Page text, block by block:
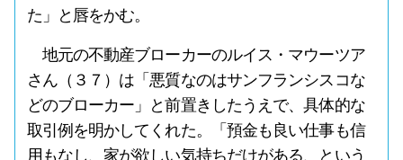
た」と唇をかむ。
地元の不動産ブローカーのルイス・マウーツア
さん（３７）は「悪質なのはサンフランシスコな
どのブローカー」と前置きしたうえで、具体的な
取引例を明かしてくれた。「預金も良い仕事も信
用もなし、家が欲しい気持ちだけがある、という